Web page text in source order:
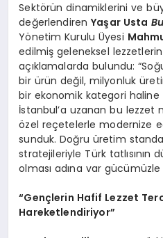
Sektörün dinamiklerini ve
değerlendirenYaşar Usta
Yönetim Kurulu Üyesi
edilmiş geleneksel lezzetlerin
açıklamalarda bulundu:
bir ürün değil, milyonluk
bir ekonomik kategori haline
İstanbul’a uzanan bu lezzet
özel reçetelerle modernize
sunduk. Doğru üretim
stratejileriyle Türk tatlısının
olması adına var gücümüzle
“Gençlerin Hafif Lezzet
Hareketlendiriyor”